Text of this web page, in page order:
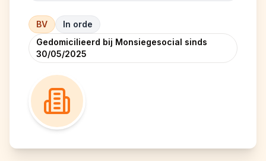
BV
In orde
Gedomicilieerd bij Monsiegesocial sinds
30/05/2025